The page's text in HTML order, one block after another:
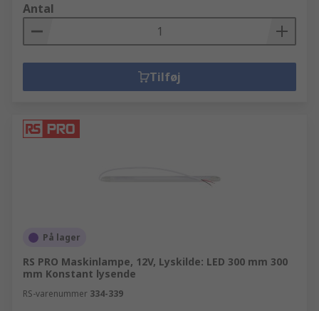
Antal
Tilføj
På lager
RS PRO Maskinlampe, 12V, Lyskilde: LED 300 mm 300
mm Konstant lysende
RS-varenummer 334-339